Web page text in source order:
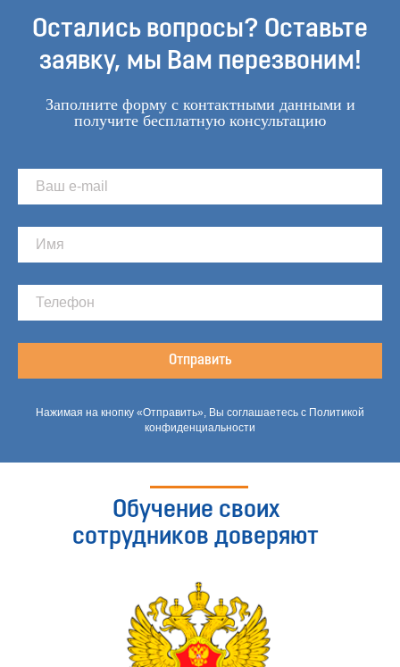
Остались вопросы? Оставьте
заявку, мы Вам перезвоним!
Заполните форму с контактными данными и
получите бесплатную консультацию
Отправить
Нажимая на кнопку «Отправить», Вы соглашаетесь с Политикой
конфиденциальности
Обучение своих
сотрудников доверяют